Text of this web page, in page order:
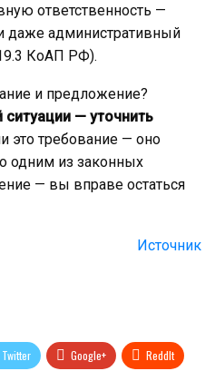
ответственность —
даже административный
КоАП РФ).
и предложение?
— уточнить
это требование — оно
одним из законных
— вы вправе остаться
Источник
Twitter Google+ ReddIt